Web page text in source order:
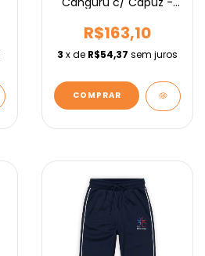
R$163,10
3 x de R$54,37 sem juros
COMPRAR